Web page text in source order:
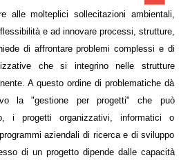
alle molteplici sollecitazioni ambientali,
e ad innovare processi, strutture,
di affrontare problemi complessi e di
che si integrino nelle strutture
A questo ordine di problematiche dà
la "gestione per progetti" che può
i progetti organizzativi, informatici o
aziendali di ricerca e di sviluppo
di un progetto dipende dalle capacità